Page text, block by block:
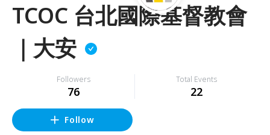
TCOC 台北國際基督教會
｜大安
Followers
76
Total Events
22
Follow